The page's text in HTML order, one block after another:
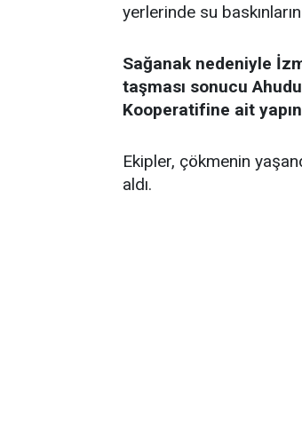
yerlerinde su
Sağanak nedeniyle
taşması sonucu
Kooperatifine ait
Ekipler, çökmenin
aldı.